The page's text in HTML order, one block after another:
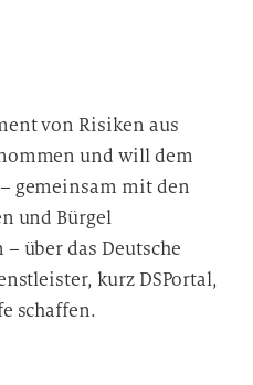
von Risiken aus
und will dem
gemeinsam mit den
und Bürgel
über das Deutsche
kurz DSPortal,
schaffen.